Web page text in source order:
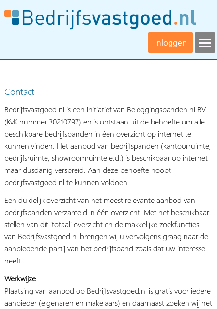
Inloggen
Contact
Bedrijfsvastgoed.nl is een initiatief van Beleggingspanden.nl BV
(KvK nummer 30210797) en is ontstaan uit de behoefte om alle
beschikbare bedrijfspanden in één overzicht op internet te
kunnen vinden. Het aanbod van bedrijfspanden (kantoorruimte,
bedrijfsruimte, showroomruimte e.d.) is beschikbaar op internet
maar dusdanig verspreid. Aan deze behoefte hoopt
bedrijfsvastgoed.nl te kunnen voldoen.
Een duidelijk overzicht van het meest relevante aanbod van
bedrijfspanden verzameld in één overzicht. Met het beschikbaar
stellen van dit 'totaal' overzicht en de makkelijke zoekfuncties
van Bedrijfsvastgoed.nl brengen wij u vervolgens graag naar de
aanbiedende partij van het bedrijfspand zoals dat uw interesse
heeft.
Werkwijze
Plaatsing van aanbod op Bedrijfsvastgoed.nl is gratis voor iedere
aanbieder (eigenaren en makelaars) en daarnaast zoeken wij het